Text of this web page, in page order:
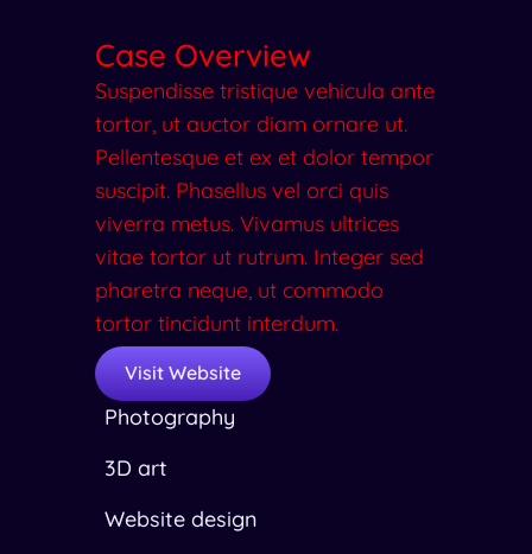
Case Overview
Suspendisse tristique vehicula ante
tortor, ut auctor diam ornare ut.
Pellentesque et ex et dolor tempor
suscipit. Phasellus vel orci quis
viverra metus. Vivamus ultrices
vitae tortor ut rutrum. Integer sed
pharetra neque, ut commodo
tortor tincidunt interdum.
Visit Website
Photography
3D art
Website design